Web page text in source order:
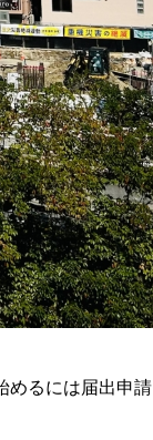
るには届出申